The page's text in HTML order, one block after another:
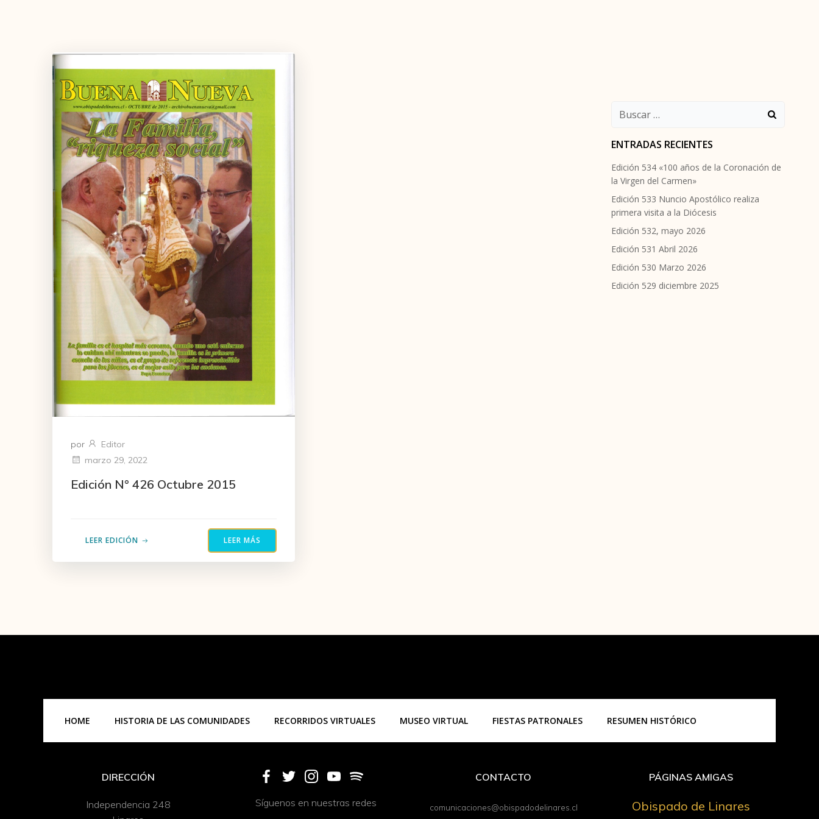
por
Editor
marzo 29, 2022
Edición N° 426 Octubre 2015
LEER EDICIÓN LEER MÁS
Buscar:
ENTRADAS RECIENTES
Edición 534 «100 años de la Coronación de
la Virgen del Carmen»
Edición 533 Nuncio Apostólico realiza
primera visita a la Diócesis
Edición 532, mayo 2026
Edición 531 Abril 2026
Edición 530 Marzo 2026
Edición 529 diciembre 2025
HOME HISTORIA DE LAS COMUNIDADES RECORRIDOS VIRTUALES MUSEO VIRTUAL FIESTAS PATRONALES RESUMEN HISTÓRICO
DIRECCIÓN
Independencia 248
Síguenos en nuestras redes
CONTACTO
comunicaciones@obispadodelinares.cl
PÁGINAS AMIGAS
Obispado de Linares